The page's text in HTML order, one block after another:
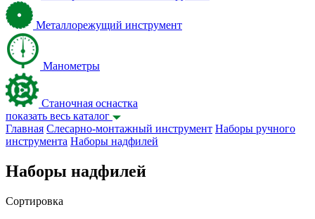
Металлорежущий инструмент
Манометры
Станочная оснастка
показать весь каталог
Главная Слесарно-монтажный инструмент Наборы ручного
инструмента Наборы надфилей
Наборы надфилей
Сортировка